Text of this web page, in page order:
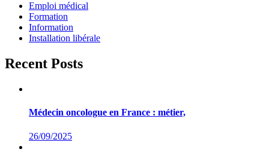
Emploi médical
Formation
Information
Installation libérale
Recent Posts
Médecin oncologue en France : métier,
26/09/2025